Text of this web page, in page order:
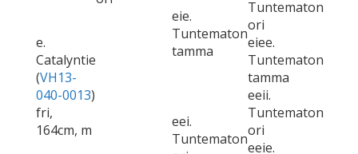
e.
Catalyntie
(VH13-
040-0013)
fri,
164cm, m
eie.
Tuntematon
tamma
Tuntematon
ori
eiee.
Tuntematon
tamma
eei.
Tuntematon
eeii.
Tuntematon
ori
eeie.